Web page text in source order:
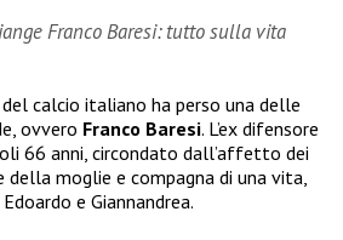
Franco Baresi: tutto sulla vita
calcio italiano ha perso una delle
ovvero Franco Baresi. L’ex difensore
66 anni, circondato dall’affetto dei
della moglie e compagna di una vita,
e Giannandrea.